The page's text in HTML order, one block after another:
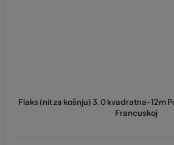
Flaks (nit za košnju) 3.0 kvadratna-12m
Francuskoj